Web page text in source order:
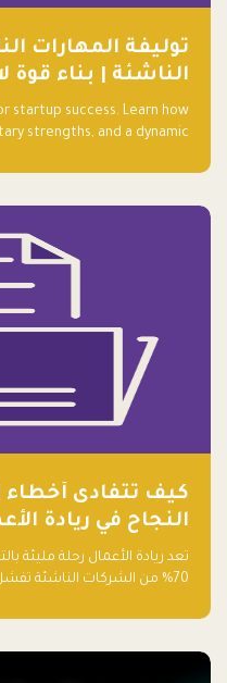
توليفة المهارات
الناشئة | بناء قوة
startup success. Learn how
strengths, and a dynamic
Follow us @FalakHub
كيف تتفادى أخطاء
النجاح في ريادة
تعد ريادة الأعمال رحلة مليئة
70% من الشركات الناشئة
الكثيرون في بداية رحلتهم،